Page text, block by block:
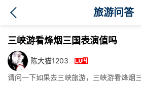
旅游问答
三峡游看烽烟三国表演值吗
陈大猫1203 
请问一下如果去三峡旅游，三峡游看烽烟